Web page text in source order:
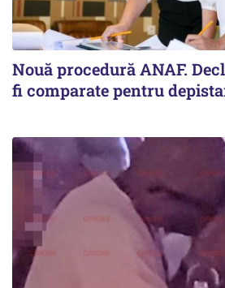
Nouă procedură ANAF.
fi comparate pentru